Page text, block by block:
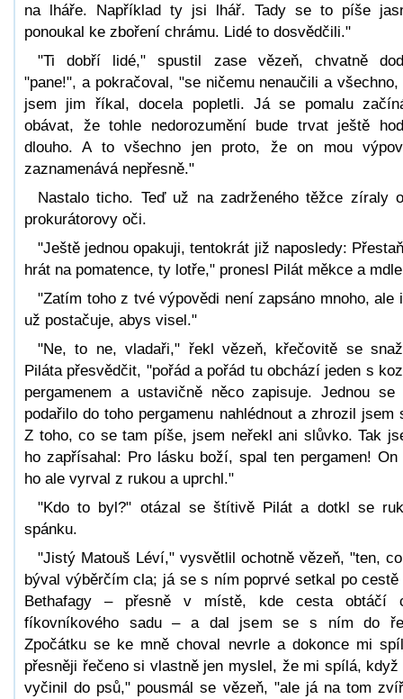
na lháře. Například ty jsi lhář. Tady se to píše
ponoukal ke zboření chrámu. Lidé to dosvědčili."
"Ti dobří lidé," spustil zase vězeň, chvatně
"pane!", a pokračoval, "se ničemu nenaučili a všechno,
jsem jim říkal, docela popletli. Já se pomalu
obávat, že tohle nedorozumění bude trvat ještě
dlouho. A to všechno jen proto, že on mou
zaznamenává nepřesně."
Nastalo ticho. Teď už na zadrženého těžce zíraly
prokurátorovy oči.
"Ještě jednou opakuji, tentokrát již naposledy:
hrát na pomatence, ty lotře," pronesl Pilát měkce a
"Zatím toho z tvé výpovědi není zapsáno mnoho, ale
už postačuje, abys visel."
"Ne, to ne, vladaři," řekl vězeň, křečovitě se
Piláta přesvědčit, "pořád a pořád tu obchází jeden s
pergamenem a ustavičně něco zapisuje. Jednou se
podařilo do toho pergamenu nahlédnout a zhrozil jsem
Z toho, co se tam píše, jsem neřekl ani slůvko. Tak
ho zapřísahal: Pro lásku boží, spal ten pergamen! On
ho ale vyrval z rukou a uprchl."
"Kdo to byl?" otázal se štítivě Pilát a dotkl se
spánku.
"Jistý Matouš Léví," vysvětlil ochotně vězeň, "ten,
býval výběrčím cla; já se s ním poprvé setkal po cestě
Bethafagy – přesně v místě, kde cesta obtáčí
fíkovníkového sadu – a dal jsem se s ním do
Zpočátku se ke mně choval nevrle a dokonce mi
přesněji řečeno si vlastně jen myslel, že mi spílá, když
vyčinil do psů," pousmál se vězeň, "ale já na tom